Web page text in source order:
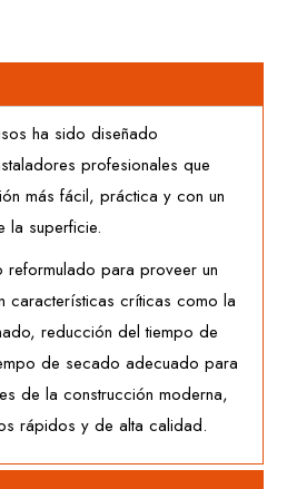
ha sido diseñado
profesionales que
más fácil, práctica y con un
la superficie.
reformulado para proveer un
características críticas como la
reducción del tiempo de
de secado adecuado para
de la construcción moderna,
rápidos y de alta calidad.